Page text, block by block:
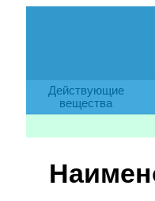
Действующие
вещества